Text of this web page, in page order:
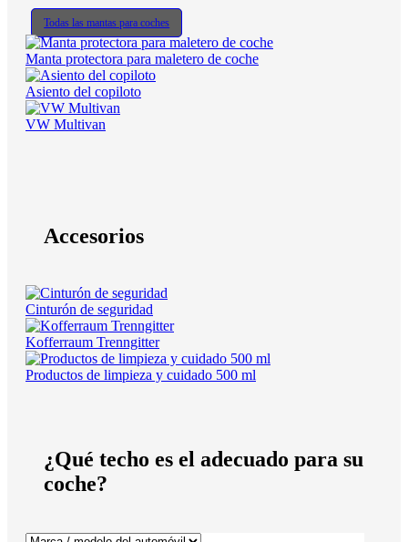
Todas las mantas para coches
Manta protectora para maletero de coche
Asiento del copiloto
VW Multivan
Accesorios
Cinturón de seguridad
Kofferraum Trenngitter
Productos de limpieza y cuidado 500 ml
¿Qué techo es el adecuado para su
coche?